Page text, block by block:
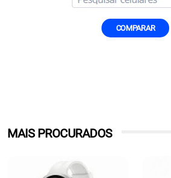
COMPARAR
MAIS PROCURADOS